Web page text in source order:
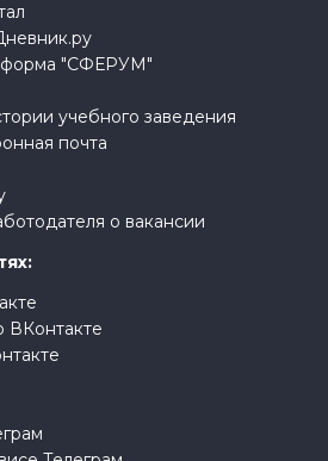
"СФЕРУМ"
учебного заведения
почта
о вакансии
ВКонтакте